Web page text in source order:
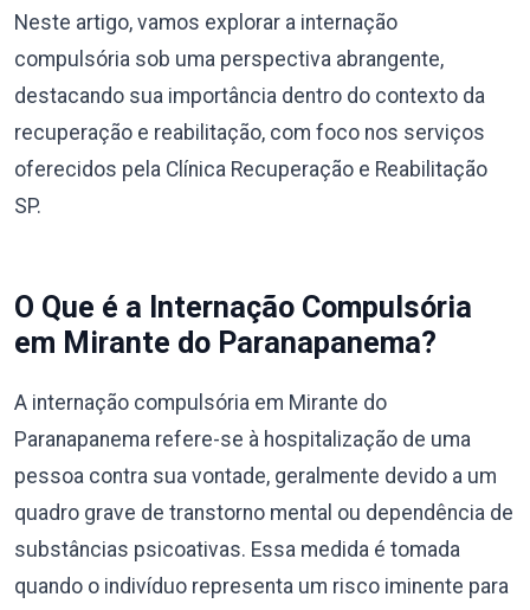
Neste artigo, vamos explorar a internação
compulsória sob uma perspectiva abrangente,
destacando sua importância dentro do contexto da
recuperação e reabilitação, com foco nos serviços
oferecidos pela Clínica Recuperação e Reabilitação
SP.
O Que é a Internação Compulsória
em Mirante do Paranapanema?
A internação compulsória em Mirante do
Paranapanema refere-se à hospitalização de uma
pessoa contra sua vontade, geralmente devido a um
quadro grave de transtorno mental ou dependência de
substâncias psicoativas. Essa medida é tomada
quando o indivíduo representa um risco iminente para